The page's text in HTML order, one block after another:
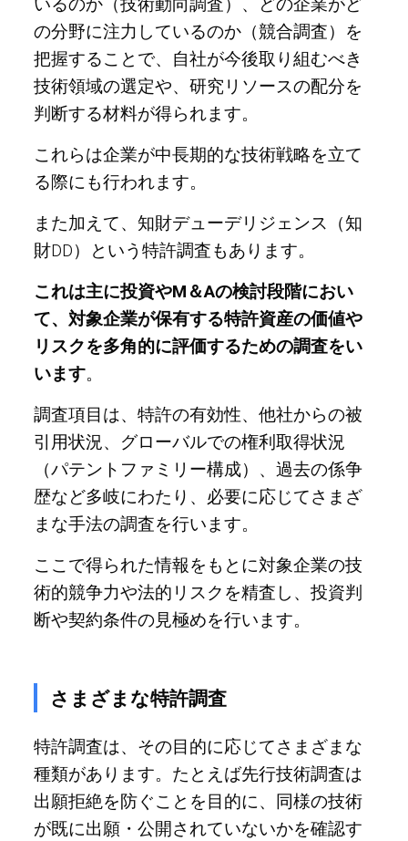
の分野に注力しているのか（競合調査）を
把握することで、自社が今後取り組むべき
技術領域の選定や、研究リソースの配分を
判断する材料が得られます。
これらは企業が中長期的な技術戦略を立て
る際にも行われます。
また加えて、知財デューデリジェンス（知
財DD）という特許調査もあります。
これは主に投資やM＆Aの検討段階におい
て、対象企業が保有する特許資産の価値や
リスクを多角的に評価するための調査をい
います。
調査項目は、特許の有効性、他社からの被
引用状況、グローバルでの権利取得状況
（パテントファミリー構成）、過去の係争
歴など多岐にわたり、必要に応じてさまざ
まな手法の調査を行います。
ここで得られた情報をもとに対象企業の技
術的競争力や法的リスクを精査し、投資判
断や契約条件の見極めを行います。
さまざまな特許調査
特許調査は、その目的に応じてさまざまな
種類があります。たとえば先行技術調査は
出願拒絶を防ぐことを目的に、同様の技術
が既に出願・公開されていないかを確認す